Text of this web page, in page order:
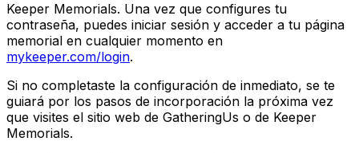
Keeper Memorials. Una vez que configures tu
contraseña, puedes iniciar sesión y acceder a tu página
memorial en cualquier momento en
mykeeper.com/login.
Si no completaste la configuración de inmediato, se te
guiará por los pasos de incorporación la próxima vez
que visites el sitio web de GatheringUs o de Keeper
Memorials.